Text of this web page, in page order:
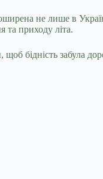
не лише в
та приходу літа.
бідність забула